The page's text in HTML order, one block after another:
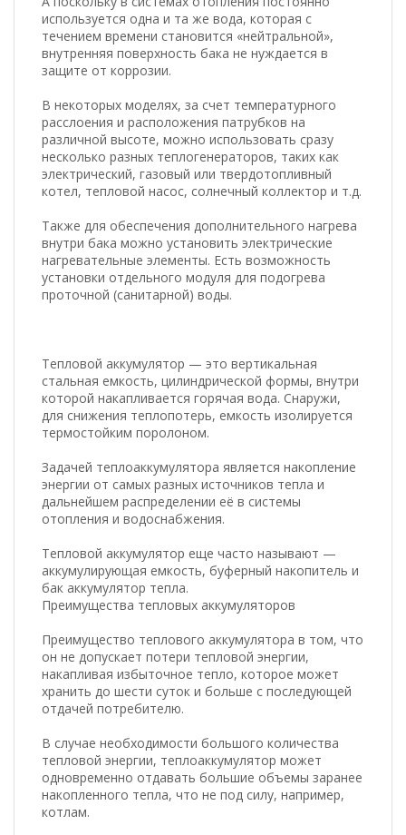
используется одна и та же вода, которая с
течением времени становится «нейтральной»,
внутренняя поверхность бака не нуждается в
защите от коррозии.
В некоторых моделях, за счет температурного
расслоения и расположения патрубков на
различной высоте, можно использовать сразу
несколько разных теплогенераторов, таких как
электрический, газовый или твердотопливный
котел, тепловой насос, солнечный коллектор и т.д.
Также для обеспечения дополнительного нагрева
внутри бака можно установить электрические
нагревательные элементы. Есть возможность
установки отдельного модуля для подогрева
проточной (санитарной) воды.
Тепловой аккумулятор — это вертикальная
стальная емкость, цилиндрической формы, внутри
которой накапливается горячая вода. Снаружи,
для снижения теплопотерь, емкость изолируется
термостойким поролоном.
Задачей теплоаккумулятора является накопление
энергии от самых разных источников тепла и
дальнейшем распределении её в системы
отопления и водоснабжения.
Тепловой аккумулятор еще часто называют —
аккумулирующая емкость, буферный накопитель и
бак аккумулятор тепла.
Преимущества тепловых аккумуляторов
Преимущество теплового аккумулятора в том, что
он не допускает потери тепловой энергии,
накапливая избыточное тепло, которое может
хранить до шести суток и больше с последующей
отдачей потребителю.
В случае необходимости большого количества
тепловой энергии, теплоаккумулятор может
одновременно отдавать большие объемы заранее
накопленного тепла, что не под силу, например,
котлам.